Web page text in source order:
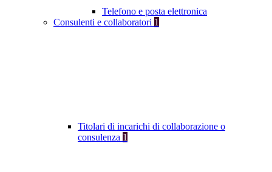
Telefono e posta elettronica
Consulenti e collaboratori 1
Titolari di incarichi di collaborazione o
consulenza 1